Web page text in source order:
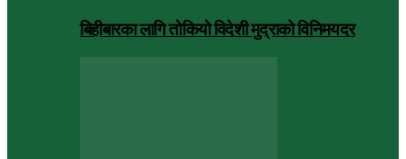
बिहीबारका लागि तोकियो विदेशी मुद्राको विनिमयदर